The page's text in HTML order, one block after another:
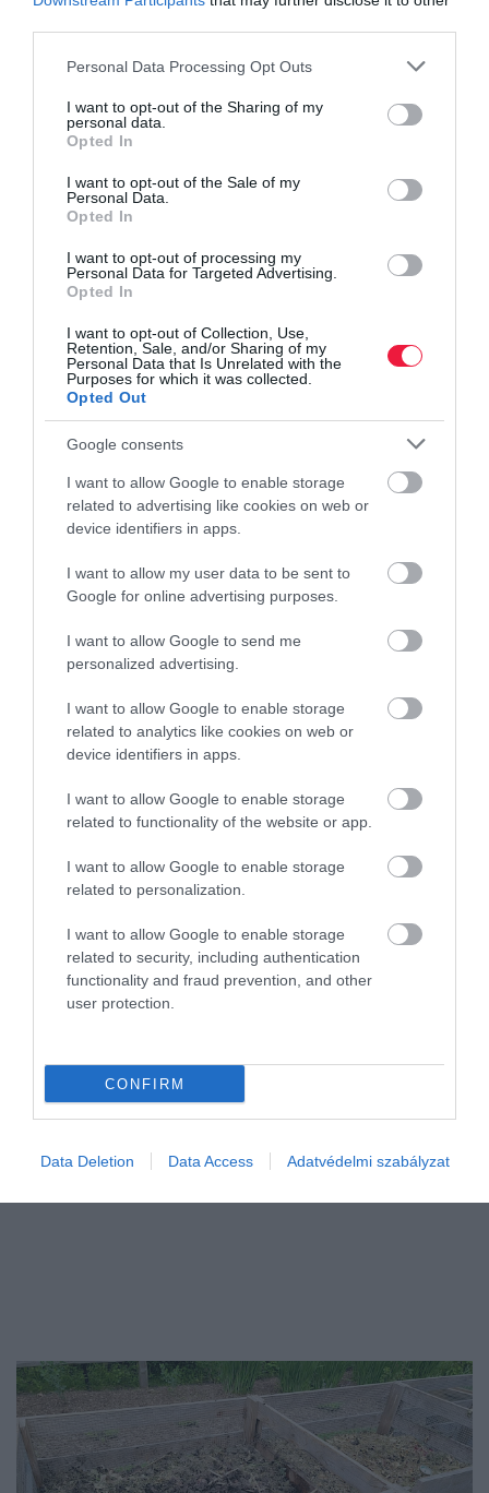
Please note that this website/app uses one or more Google
not limited to your visit or usage behaviour. You may click to
grant or deny consent to Google and its third-party tags to
use your data for below specified purposes in below Google
consent section.
Personal Data Processing Opt Outs
I want to opt-out of the Sharing of my
personal data.
Opted In
I want to opt-out of the Sale of my
Personal Data.
Opted In
I want to opt-out of processing my
Personal Data for Targeted Advertising.
Opted In
I want to opt-out of Collection, Use,
Retention, Sale, and/or Sharing of my
Personal Data that Is Unrelated with the
Purposes for which it was collected.
Opted Out
Google consents
I want to allow Google to enable storage
related to advertising like cookies on web or
device identifiers in apps.
I want to allow my user data to be sent to
Google for online advertising purposes.
I want to allow Google to send me
personalized advertising.
I want to allow Google to enable storage
related to analytics like cookies on web or
device identifiers in apps.
I want to allow Google to enable storage
related to functionality of the website or app.
I want to allow Google to enable storage
related to personalization.
I want to allow Google to enable storage
related to security, including authentication
functionality and fraud prevention, and other
user protection.
CONFIRM
Data Deletion Data Access Adatvédelmi szabályzat
agrárminiszter
élelmiszerek
IDŐJÁRÁS
Ekkor jöhet egy kis enyhülés: íme a heti
előrejelzés
Hétvégéig marad a forróság, néhány Celsius-fokos enyhülés csak